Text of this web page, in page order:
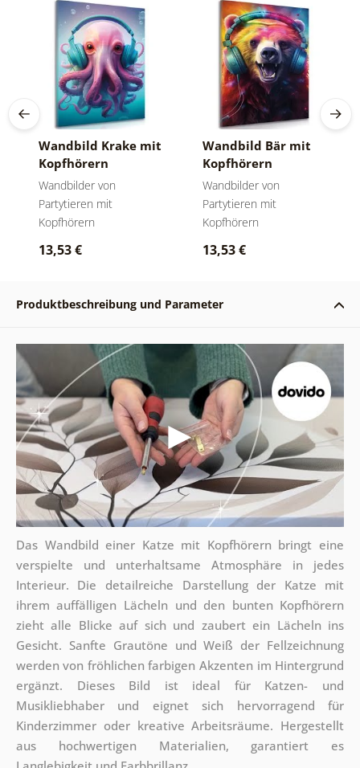
Wandbild Krake mit
Kopfhörern
Wandbilder von
Partytieren mit
Kopfhörern
13,53 €
Wandbild Bär mit
Kopfhörern
Wandbilder von
Partytieren mit
Kopfhörern
13,53 €
Produktbeschreibung und Parameter
Das Wandbild einer Katze mit Kopfhörern bringt eine
verspielte und unterhaltsame Atmosphäre in jedes
Interieur. Die detailreiche Darstellung der Katze mit
ihrem auffälligen Lächeln und den bunten Kopfhörern
zieht alle Blicke auf sich und zaubert ein Lächeln ins
Gesicht. Sanfte Grautöne und Weiß der Fellzeichnung
werden von fröhlichen farbigen Akzenten im Hintergrund
ergänzt. Dieses Bild ist ideal für Katzen- und
Musikliebhaber und eignet sich hervorragend für
Kinderzimmer oder kreative Arbeitsräume. Hergestellt
aus hochwertigen Materialien, garantiert es